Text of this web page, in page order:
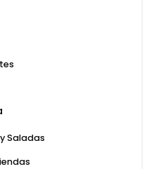
Saladas